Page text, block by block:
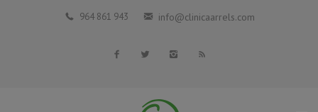
964 861 943 info@clinicaarrels.com